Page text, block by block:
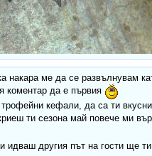
накара ме да се развълнувам
коментар да е първия
трофейни кефали, да са ти
ти сезона май повече ми
идваш другия път на гости ще